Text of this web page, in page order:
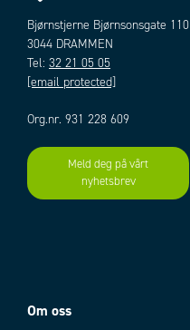
Bjørnstjerne Bjørnsonsgate 110
3044 DRAMMEN
Tel: 32 21 05 05
[email protected]
Org.nr. 931 228 609
Meld deg på vårt
nyhetsbrev
Om oss